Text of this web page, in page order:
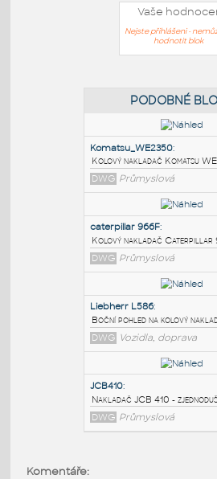
Vaše
Nejste přihlášeni -
hodnotit blok
Komatsu_WE2350
Kolový nakladač
DWG Průmyslová
caterpillar 966F:
Kolový nakladač
DWG Průmyslová
Komentáře: